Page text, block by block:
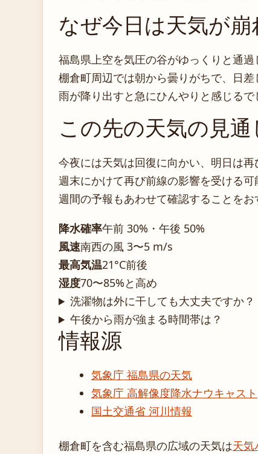
なぜ今日は天気が
福島県上空を気圧の谷がゆっくりと通
棚倉町周辺では朝から曇りがちで、日
雨が降り出すと急にひんやりと感じるで
この先の天気の見通
今夜には天気は回復に向かい、明日は再
週末にかけて再び前線の影響を受ける可
週間の予報もあわせて確認することをお
降水確率午前 30%・午後 50%
風速南西の風 3〜5 m/s
最高気温21°C前後
湿度70〜85%と高め
洗濯物は外に干しても大丈夫ですか？
午後から雨が強まる時間帯は？
情報源
気象庁 福島県の天気
気象庁 高解像度降水ナウキャスト
国土交通省 河川情報
棚倉町を含む福島県の広域の天気は天気